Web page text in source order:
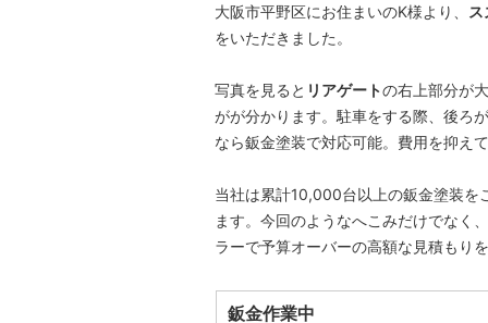
大阪市平野区にお住まいのK様より、
をいただきました。
写真を見ると リアゲートの右上部分が
がが分かります。駐車をする際、後ろ
なら鈑金塗装で対応可能。費用を抑えて
当社は累計10,000台以上の鈑金塗装を
ます。今回のようなへこみだけでなく
ラーで予算オーバーの高額な見積もり
鈑金作業中